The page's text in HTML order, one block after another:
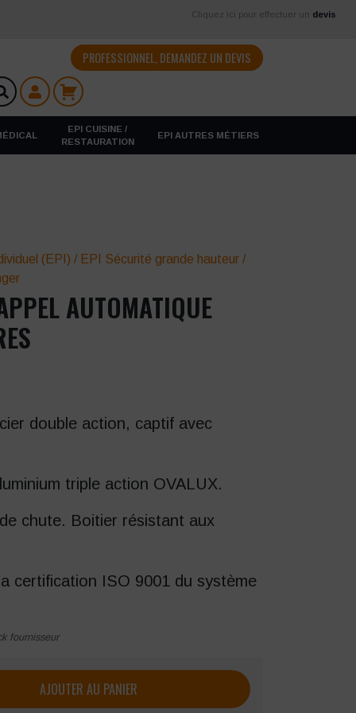
Cliquez ici pour effectuer un devis
PROFESSIONNEL, DEMANDEZ UN DEVIS
EPI CUISINE /
RESTAURATION
EPI AUTRES MÉTIERS
(EPI) / EPI Sécurité grande hauteur /
AUTOMATIQUE
double action, captif avec
triple action OVALUX.
chute. Boitier résistant aux
certification ISO 9001 du système
fournisseur
automatique SINGER 10 mètres
AJOUTER AU PANIER